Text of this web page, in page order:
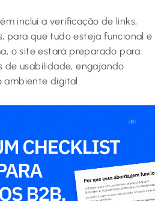
inclui a verificação de links,
para que tudo esteja funcional e
o site estará preparado para
de usabilidade, engajando
ambiente digital.